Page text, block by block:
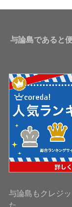
与論島であると
与論島もクレジ
た。